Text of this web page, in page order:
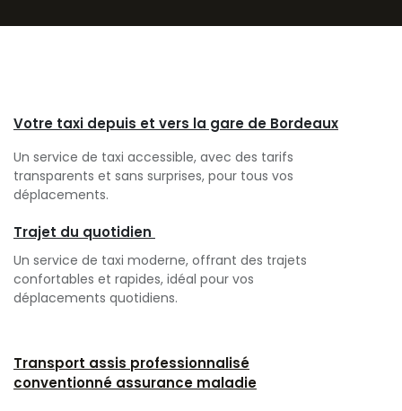
Votre taxi depuis et vers la gare de Bordeaux
Un service de taxi accessible, avec des tarifs
transparents et sans surprises, pour tous vos
déplacements.
Trajet du quotidien
Un service de taxi moderne, offrant des trajets
confortables et rapides, idéal pour vos
déplacements quotidiens.
Transport assis professionnalisé
conventionné assurance maladie